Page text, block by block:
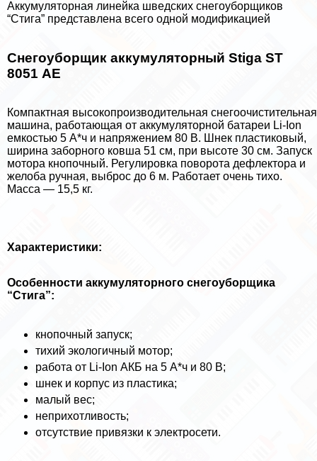
Аккумуляторная линейка шведских снегоуборщиков
“Стига” представлена всего одной модификацией
Снегоуборщик аккумуляторный Stiga ST
8051 АЕ
Компактная высокопроизводительная снегоочистительная
машина, работающая от аккумуляторной батареи Li-Ion
емкостью 5 А*ч и напряжением 80 В. Шнек пластиковый,
ширина заборного ковша 51 см, при высоте 30 см. Запуск
мотора кнопочный. Регулировка поворота дефлектора и
желоба ручная, выброс до 6 м. Работает очень тихо.
Масса — 15,5 кг.
Хаpaктеристики:
Особенности аккумуляторного снегоуборщика
“Стига”:
кнопочный запуск;
тихий экологичный мотор;
работа от Li-Ion АКБ на 5 А*ч и 80 В;
шнек и корпус из пластика;
малый вес;
неприхотливость;
отсутствие привязки к электросети.